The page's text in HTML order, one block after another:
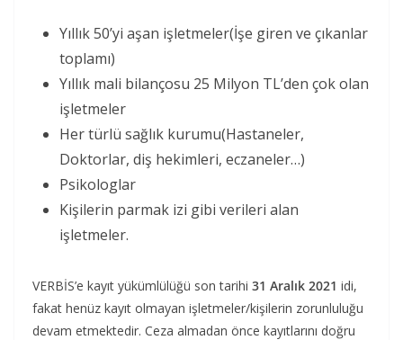
Yıllık 50’yi aşan işletmeler(İşe giren ve çıkanlar
toplamı)
Yıllık mali bilançosu 25 Milyon TL’den çok olan
işletmeler
Her türlü sağlık kurumu(Hastaneler,
Doktorlar, diş hekimleri, eczaneler…)
Psikologlar
Kişilerin parmak izi gibi verileri alan
işletmeler.
VERBİS’e kayıt yükümlülüğü son tarihi 31 Aralık 2021 idi,
fakat henüz kayıt olmayan işletmeler/kişilerin zorunluluğu
devam etmektedir. Ceza almadan önce kayıtlarını doğru